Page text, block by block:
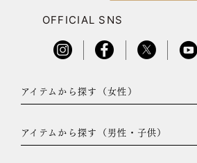
OFFICIAL SNS
アイテムから探す（女性）
アイテムから探す（男性・子供）